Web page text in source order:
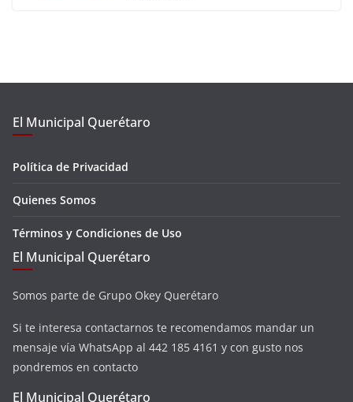
El Municipal Querétaro
Política de Privacidad
Quienes Somos
Términos y Condiciones de Uso
El Municipal Querétaro
Somos parte de Grupo Okey Querétaro
Si te interesa contactarnos te recomendamos mandar un
mensaje vía WhatsApp al 442 185 4161 y con gusto nos
pondremos en contacto
El Municipal Querétaro